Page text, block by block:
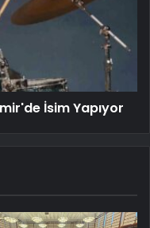
İsim Yapıyor